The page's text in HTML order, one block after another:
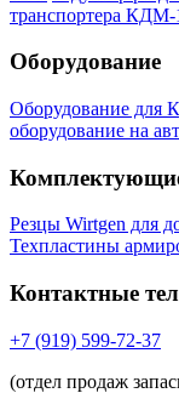
транспортера КДМ-
Оборудование
Оборудование для
оборудование на
Резцы Wirtgen для
Техпластины
Контактные
+7 (919) 599-72-37
(отдел продаж